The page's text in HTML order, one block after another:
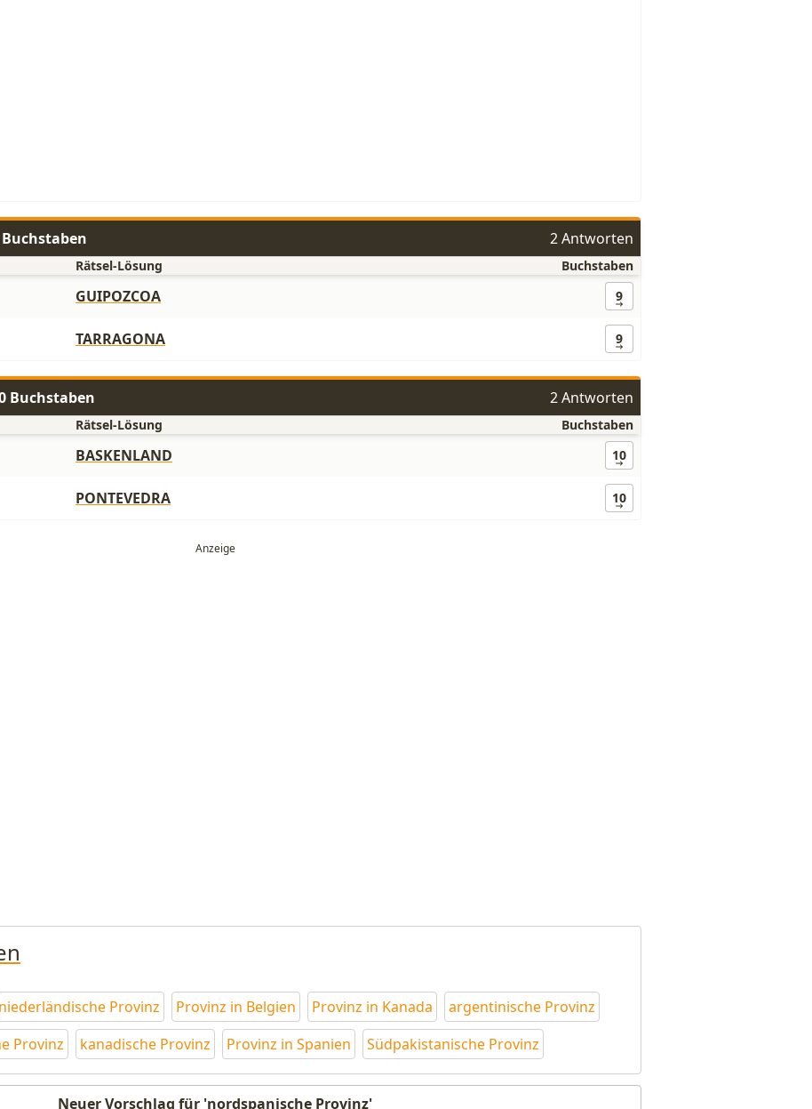
2 Antworten
Rätsel-Lösung Buchstaben
GUIPOZCOA 9
TARRAGONA 9
Buchstaben 2 Antworten
Rätsel-Lösung Buchstaben
BASKENLAND 10
PONTEVEDRA 10
niederländische Provinz Provinz in Belgien Provinz in Kanada
argentinische Provinz
Provinz kanadische Provinz Provinz in Spanien Südpakistanische Provinz
Neuer Vorschlag für 'nordspanische Provinz'